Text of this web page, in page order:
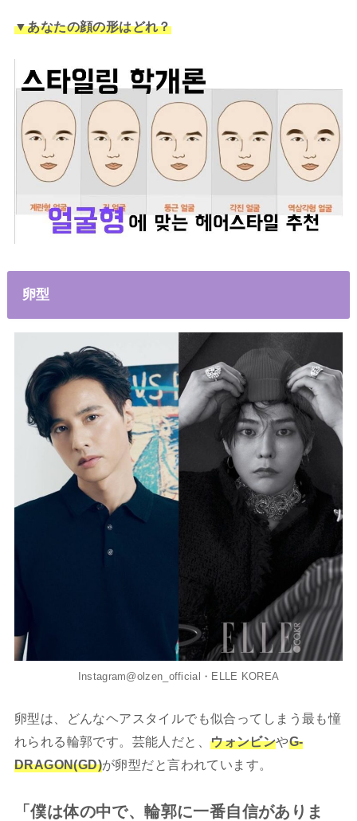
▼あなたの顔の形はどれ？
卵型
Instagram@olzen_official・ELLE KOREA
卵型は、どんなヘアスタイルでも似合ってしまう最も憧
れられる輪郭です。芸能人だと、ウォンビンやG-
DRAGON(GD)が卵型だと言われています。
「僕は体の中で、輪郭に一番自信がありま